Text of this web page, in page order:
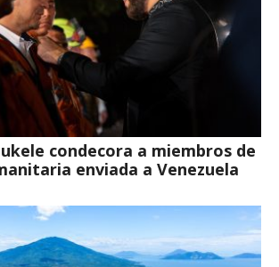
condecora a miembros de
enviada a Venezuela